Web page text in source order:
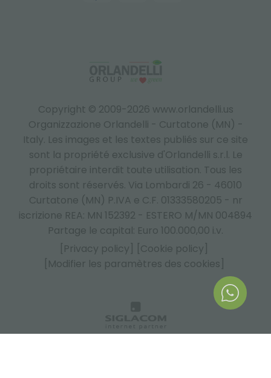
Copyright © 2009-2026 www.orlandelli.us
Organizzazione Orlandelli - Curtatone (MN) -
Italy. Les images et les textes publiés sur ce site
sont la propriété exclusive d'Orlandelli s.r.l. Le
propriétaire interdit toute utilisation. Tous les
droits sont réservés. Via Lombardi 26 - 46010
Curtatone (MN) P.IVA e C.F. 01333580205 - nr
iscrizione REA: MN 152392 - ESTERO M/MN 004894
Partage le capital: Euro 100.000,00 i.v.
[Privacy policy]
[Cookie policy]
[Modifier les paramètres des cookies]